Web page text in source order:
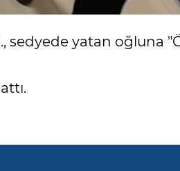
sedyede yatan oğluna